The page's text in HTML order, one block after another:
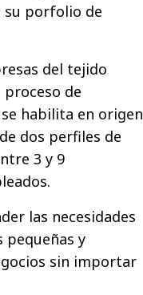
su porfolio de
del tejido
de
habilita en origen
dos perfiles de
3 y 9
las necesidades
pequeñas y
sin importar